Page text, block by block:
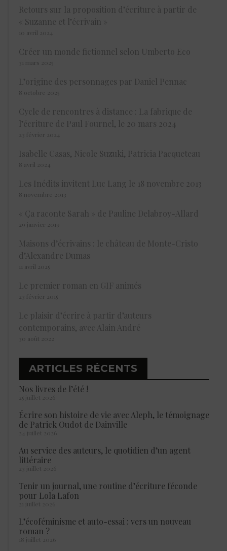
Retours sur la proposition d’écriture à partir de
« Suzanne et l’écrivain »
10 avril 2024
Créer un monde fictionnel selon Umberto Eco
31 mars 2025
L’origine des personnages par Daniel Pennac
8 octobre 2025
Cycle de rencontres à distance : La fabrique de
l’écriture de Paul Fournel, le 20 mars 2024
23 février 2024
Isabelle Casas, Nicole Suzuki, Patricia Pacqueteau
8 avril 2024
Les Inédits invitent Luc Lang le 18 novembre 2013
8 novembre 2013
« Ça raconte Sarah » de Pauline Delabroy-Allard
29 janvier 2019
Maisons d’écrivains : le château de Monte-Cristo
d’Alexandre Dumas
11 avril 2025
Le premier roman en GIF animés
23 février 2015
Le plaisir d’écrire à partir d’auteurs
contemporains, avec Alain André
30 août 2022
ARTICLES RÉCENTS
Nos livres de l’été !
25 juillet 2026
Écrire son histoire de vie avec Aleph, le témoignage
de Patrick Oudot de Dainville
24 juillet 2026
Au service des auteurs, le quotidien d’un agent
littéraire
23 juillet 2026
Tenir un journal, une routine d’écriture féconde
pour Lola Lafon
21 juillet 2026
L’écoféminisme et auto-essai : vers un nouveau
roman ?
18 juillet 2026